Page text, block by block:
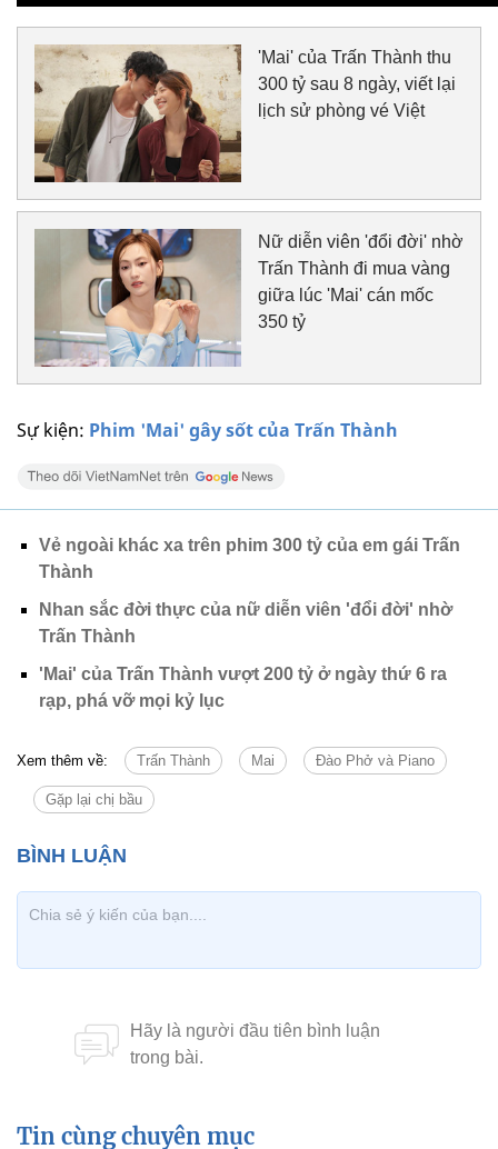
Sự kiện: Phim 'Mai' gây sốt của Trấn Thành
'Mai' của Trấn Thành thu
300 tỷ sau 8 ngày, viết lại
lịch sử phòng vé Việt
Nữ diễn viên 'đổi đời' nhờ
Trấn Thành đi mua vàng
giữa lúc 'Mai' cán mốc
350 tỷ
Vẻ ngoài khác xa trên phim 300 tỷ của em gái Trấn
Thành
Nhan sắc đời thực của nữ diễn viên 'đổi đời' nhờ
Trấn Thành
'Mai' của Trấn Thành vượt 200 tỷ ở ngày thứ 6 ra
rạp, phá vỡ mọi kỷ lục
Xem thêm về: Trấn Thành Mai Đào Phở và Piano
Gặp lại chị bầu
Tin cùng chuyên mục